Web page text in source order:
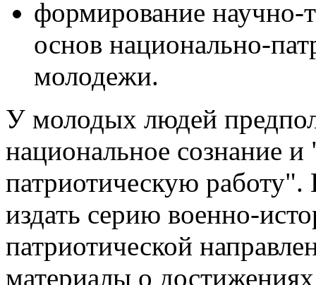
формирование научно-
основ национально-
молодежи.
У молодых людей
национальное сознание
патриотическую работу".
издать серию военно-
патриотической
материалы о